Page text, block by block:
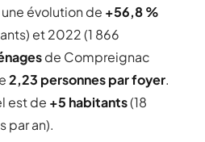
évolution de +56,8 %
et 2022 (1 866
de Compreignac
2,23 personnes par foyer.
est de +5 habitants(18
par an).